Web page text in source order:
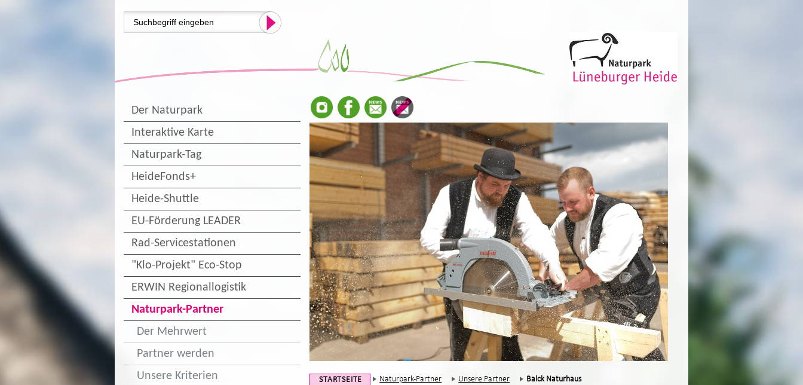
Der Naturpark
Interaktive Karte
Naturpark-Tag
HeideFonds+
Heide-Shuttle
EU-Förderung LEADER
Rad-Servicestationen
"Klo-Projekt" Eco-Stop
ERWIN Regionallogistik
Naturpark-Partner
Der Mehrwert
Partner werden
Unsere Kriterien
STARTSEITE Naturpark-Partner Unsere Partner Balck Naturhaus